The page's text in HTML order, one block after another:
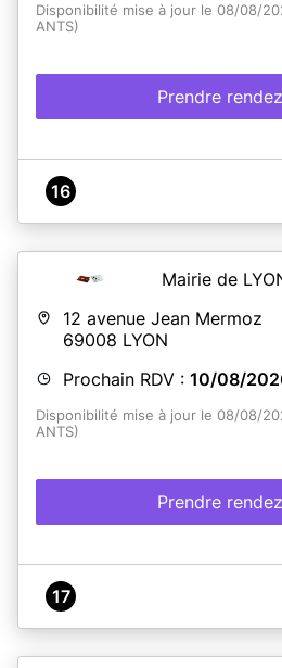
Disponibilité mise à jour le 08/08/
ANTS)
Prendre
16
Mairie de
12 avenue Jean Mermoz
69008 LYON
Prochain RDV : 10/08/
Disponibilité mise à jour le 08/08/
ANTS)
Prendre
17